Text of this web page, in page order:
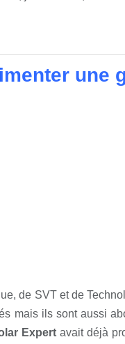
une
de SVT et de
mais ils sont aussi
Expertavait déjà